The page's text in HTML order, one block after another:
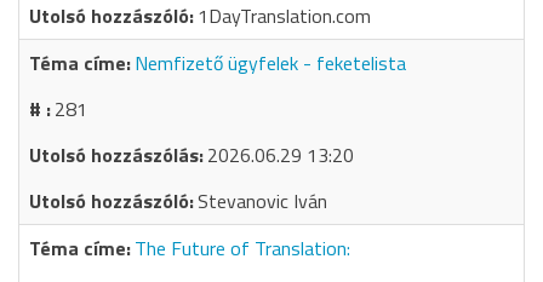
1DayTranslation.com
Nemfizető ügyfelek - feketelista
281
2026.06.29 13:20
Stevanovic Iván
The Future of Translation: